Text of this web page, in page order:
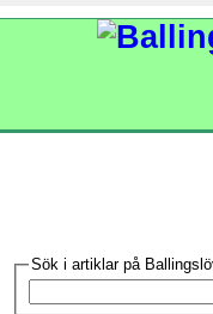
Sök i artiklar på